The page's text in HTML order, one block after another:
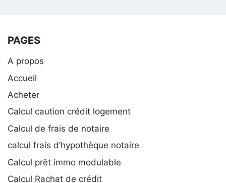
PAGES
A propos
Accueil
Acheter
Calcul caution crédit logement
Calcul de frais de notaire
calcul frais d’hypothèque notaire
Calcul prêt immo modulable
Calcul Rachat de crédit